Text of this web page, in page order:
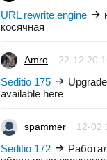
URL rewrite engine
косячная
Amro 22-12
Seditio 175
available here
spammer 12-02
Seditio 172